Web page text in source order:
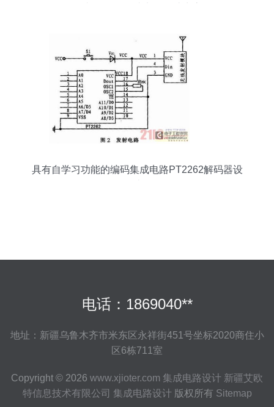
具有自学习功能的编码集成电路PT2262解码器设
电话：1869040**
地址：新疆乌鲁木齐市米东区永祥街451号坐标2020商住小
区6栋711室
Copyright © 2026 www.xjioter.com 集成电路设计 新疆艾欧
特信息技术有限公司 集成电路设计版权所有 Sitemap